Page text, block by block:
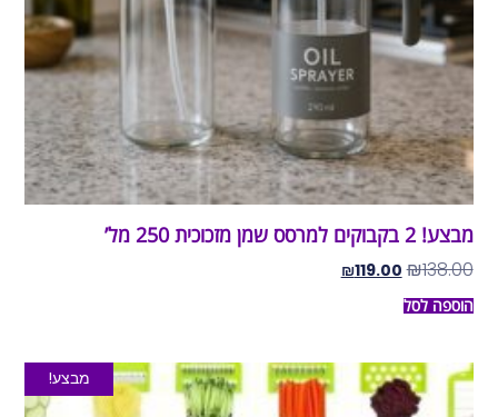
מבצע! 2 בקבוקים למרסס שמן מזכוכית 250 מל’
₪138.00
₪119.00
הוספה לסל
מבצע!